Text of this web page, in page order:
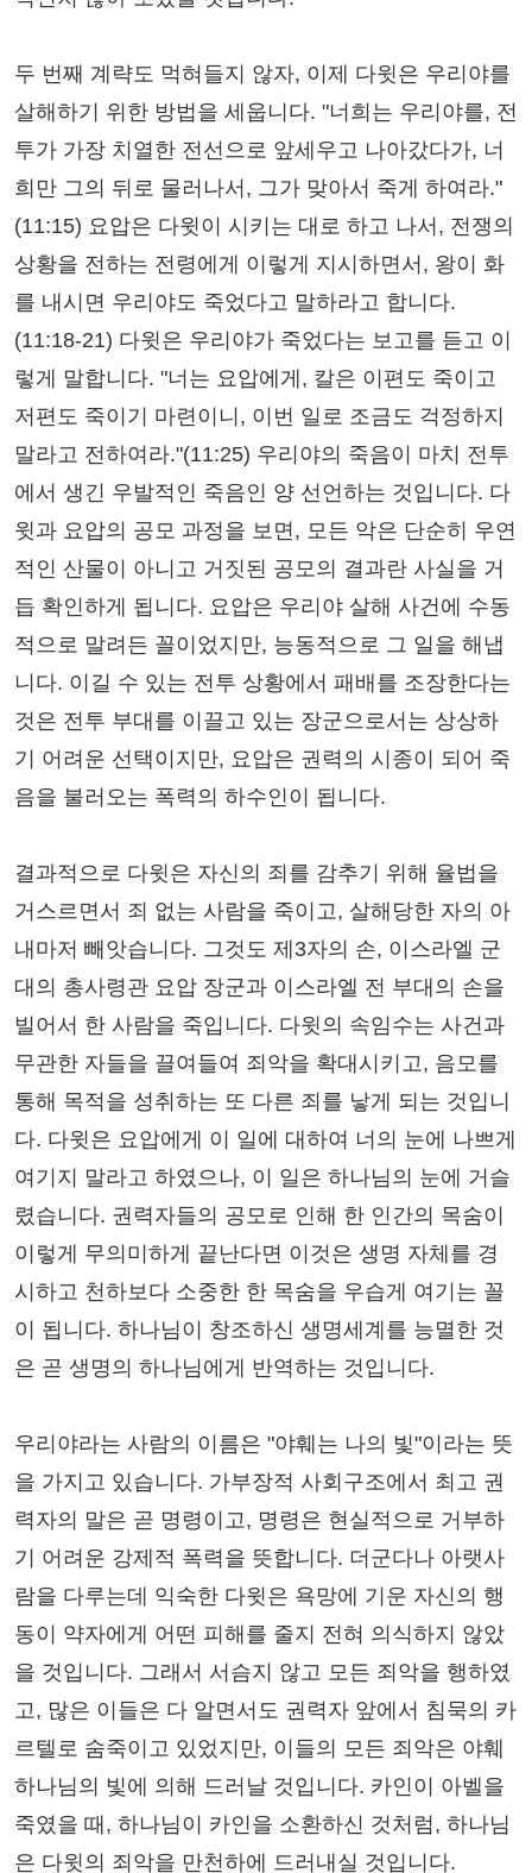
두 번째 계략도 먹혀들지 않자, 이제 다윗은 우리야를
살해하기 위한 방법을 세웁니다. "너희는 우리야를, 전
투가 가장 치열한 전선으로 앞세우고 나아갔다가, 너
희만 그의 뒤로 물러나서, 그가 맞아서 죽게 하여라."
(11:15) 요압은 다윗이 시키는 대로 하고 나서, 전쟁의
상황을 전하는 전령에게 이렇게 지시하면서, 왕이 화
를 내시면 우리야도 죽었다고 말하라고 합니다.
(11:18-21) 다윗은 우리야가 죽었다는 보고를 듣고 이
렇게 말합니다. "너는 요압에게, 칼은 이편도 죽이고
저편도 죽이기 마련이니, 이번 일로 조금도 걱정하지
말라고 전하여라."(11:25) 우리야의 죽음이 마치 전투
에서 생긴 우발적인 죽음인 양 선언하는 것입니다. 다
윗과 요압의 공모 과정을 보면, 모든 악은 단순히 우연
적인 산물이 아니고 거짓된 공모의 결과란 사실을 거
듭 확인하게 됩니다. 요압은 우리야 살해 사건에 수동
적으로 말려든 꼴이었지만, 능동적으로 그 일을 해냅
니다. 이길 수 있는 전투 상황에서 패배를 조장한다는
것은 전투 부대를 이끌고 있는 장군으로서는 상상하
기 어려운 선택이지만, 요압은 권력의 시종이 되어 죽
음을 불러오는 폭력의 하수인이 됩니다.
결과적으로 다윗은 자신의 죄를 감추기 위해 율법을
거스르면서 죄 없는 사람을 죽이고, 살해당한 자의 아
내마저 빼앗습니다. 그것도 제3자의 손, 이스라엘 군
대의 총사령관 요압 장군과 이스라엘 전 부대의 손을
빌어서 한 사람을 죽입니다. 다윗의 속임수는 사건과
무관한 자들을 끌여들여 죄악을 확대시키고, 음모를
통해 목적을 성취하는 또 다른 죄를 낳게 되는 것입니
다. 다윗은 요압에게 이 일에 대하여 너의 눈에 나쁘게
여기지 말라고 하였으나, 이 일은 하나님의 눈에 거슬
렸습니다. 권력자들의 공모로 인해 한 인간의 목숨이
이렇게 무의미하게 끝난다면 이것은 생명 자체를 경
시하고 천하보다 소중한 한 목숨을 우습게 여기는 꼴
이 됩니다. 하나님이 창조하신 생명세계를 능멸한 것
은 곧 생명의 하나님에게 반역하는 것입니다.
우리야라는 사람의 이름은 "야훼는 나의 빛"이라는 뜻
을 가지고 있습니다. 가부장적 사회구조에서 최고 권
력자의 말은 곧 명령이고, 명령은 현실적으로 거부하
기 어려운 강제적 폭력을 뜻합니다. 더군다나 아랫사
람을 다루는데 익숙한 다윗은 욕망에 기운 자신의 행
동이 약자에게 어떤 피해를 줄지 전혀 의식하지 않았
을 것입니다. 그래서 서슴지 않고 모든 죄악을 행하였
고, 많은 이들은 다 알면서도 권력자 앞에서 침묵의 카
르텔로 숨죽이고 있었지만, 이들의 모든 죄악은 야훼
하나님의 빛에 의해 드러날 것입니다. 카인이 아벨을
죽였을 때, 하나님이 카인을 소환하신 것처럼, 하나님
은 다윗의 죄악을 만천하에 드러내실 것입니다.